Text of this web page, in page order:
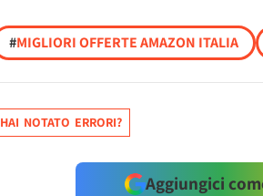
#MIGLIORI OFFERTE AMAZON ITALIA
HAI NOTATO ERRORI?
Aggiungici